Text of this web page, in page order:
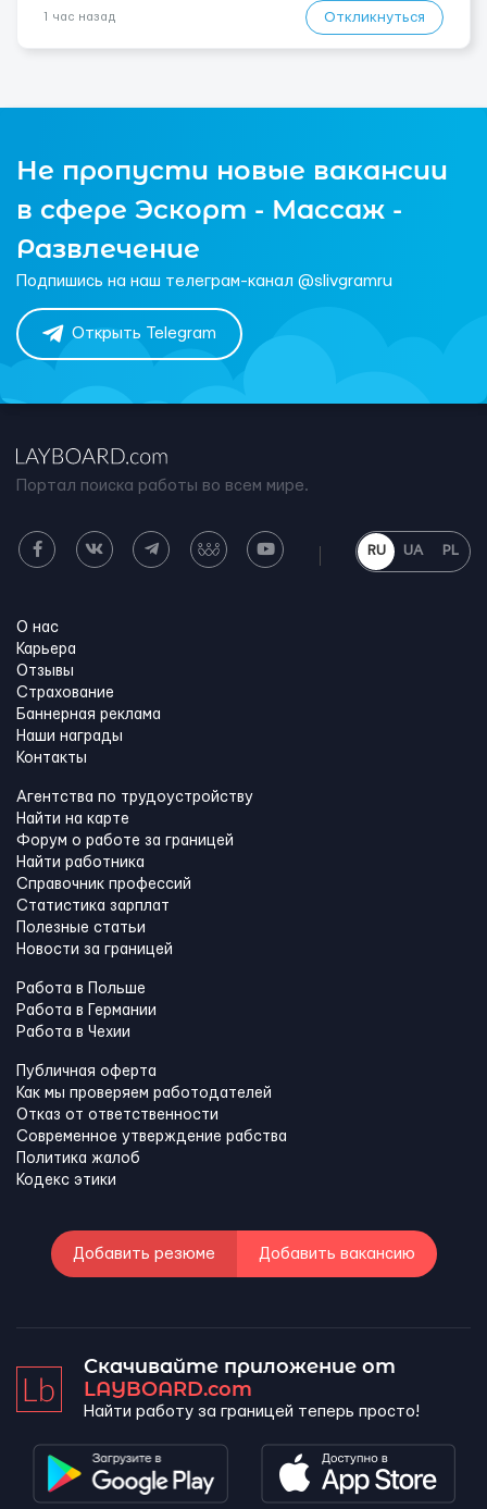
1 час назад Откликнуться
Не пропусти новые вакансии
в сфере Эскорт - Массаж -
Развлечение
Подпишись на наш телеграм-канал @slivgramru
Открыть Telegram
Портал поиска работы во всем мире.
RU UA PL
О нас
Карьера
Отзывы
Страхование
Баннерная реклама
Наши награды
Контакты
Агентства по трудоустройству
Найти на карте
Форум о работе за границей
Найти работника
Справочник профессий
Статистика зарплат
Полезные статьи
Новости за границей
Работа в Польше
Работа в Германии
Работа в Чехии
Публичная оферта
Как мы проверяем работодателей
Отказ от ответственности
Современное утверждение рабства
Политика жалоб
Кодекс этики
Добавить резюме Добавить вакансию
Скачивайте приложение от
LAYBOARD.com
Найти работу за границей теперь просто!